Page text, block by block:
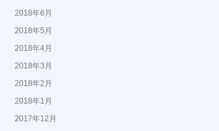
2018年6月
2018年5月
2018年4月
2018年3月
2018年2月
2018年1月
2017年12月